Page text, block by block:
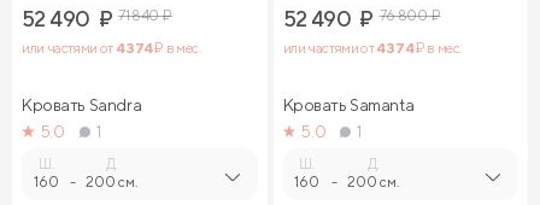
52 490 ₽ 71 840₽
или частями от 4 374₽ в мес.
Кровать Sandra
5.0
1
Ш.
160 -
Д.
200 см.
52 490 ₽ 76 800₽
или частями от4 374₽ в мес.
Кровать Samanta
5.0
1
Ш.
160 -
Д.
200 см.